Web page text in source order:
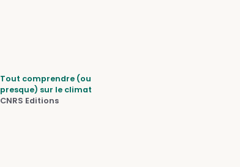
Tout comprendre (ou
presque) sur le climat
CNRS Editions